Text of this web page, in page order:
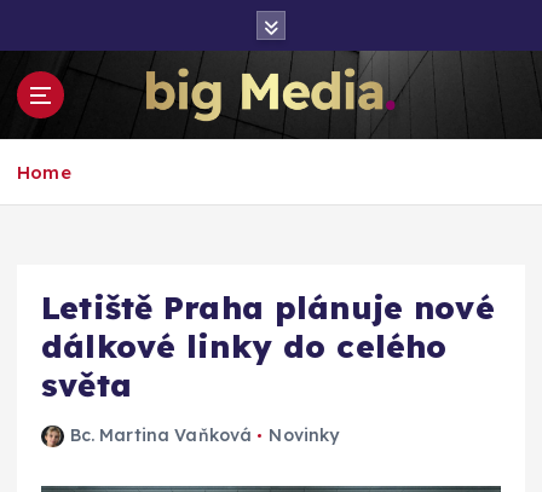
o
Inspirace pro mediální růst a podnikání
Home
Letiště Praha plánuje nové
dálkové linky do celého
světa
Bc. Martina Vaňková Novinky